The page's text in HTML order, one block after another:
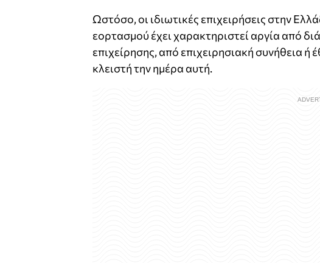
Ωστόσο, οι ιδιωτικές επιχειρήσεις στην
εορτασμού έχει χαρακτηριστεί αργία από
επιχείρησης, από επιχειρησιακή συνήθεια ή
κλειστή την ημέρα αυτή.